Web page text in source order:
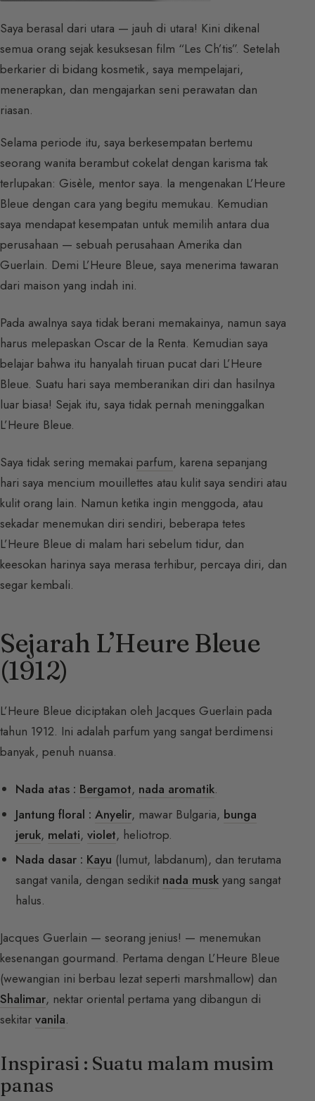
Saya berasal dari utara — jauh di utara! Kini dikenal
semua orang sejak kesuksesan film “Les Ch’tis”. Setelah
berkarier di bidang kosmetik, saya mempelajari,
menerapkan, dan mengajarkan seni perawatan dan
riasan.
Selama periode itu, saya berkesempatan bertemu
seorang wanita berambut cokelat dengan karisma tak
terlupakan: Gisèle, mentor saya. Ia mengenakan L’Heure
Bleue dengan cara yang begitu memukau. Kemudian
saya mendapat kesempatan untuk memilih antara dua
perusahaan — sebuah perusahaan Amerika dan
Guerlain. Demi L’Heure Bleue, saya menerima tawaran
dari maison yang indah ini.
Pada awalnya saya tidak berani memakainya, namun saya
harus melepaskan Oscar de la Renta. Kemudian saya
belajar bahwa itu hanyalah tiruan pucat dari L’Heure
Bleue. Suatu hari saya memberanikan diri dan hasilnya
luar biasa! Sejak itu, saya tidak pernah meninggalkan
L’Heure Bleue.
Saya tidak sering memakai parfum, karena sepanjang
hari saya mencium mouillettes atau kulit saya sendiri atau
kulit orang lain. Namun ketika ingin menggoda, atau
sekadar menemukan diri sendiri, beberapa tetes
L’Heure Bleue di malam hari sebelum tidur, dan
keesokan harinya saya merasa terhibur, percaya diri, dan
segar kembali.
Sejarah L’Heure Bleue
(1912)
L’Heure Bleue diciptakan oleh Jacques Guerlain pada
tahun 1912. Ini adalah parfum yang sangat berdimensi
banyak, penuh nuansa.
Nada atas : Bergamot, nada aromatik.
Jantung floral : Anyelir, mawar Bulgaria, bunga
jeruk, melati,violet, heliotrop.
Nada dasar : Kayu (lumut, labdanum), dan terutama
sangat vanila, dengan sedikit nada musk yang sangat
halus.
Jacques Guerlain — seorang jenius! — menemukan
kesenangan gourmand. Pertama dengan L’Heure Bleue
(wewangian ini berbau lezat seperti marshmallow) dan
Shalimar, nektar oriental pertama yang dibangun di
sekitar vanila.
Inspirasi : Suatu malam musim
panas